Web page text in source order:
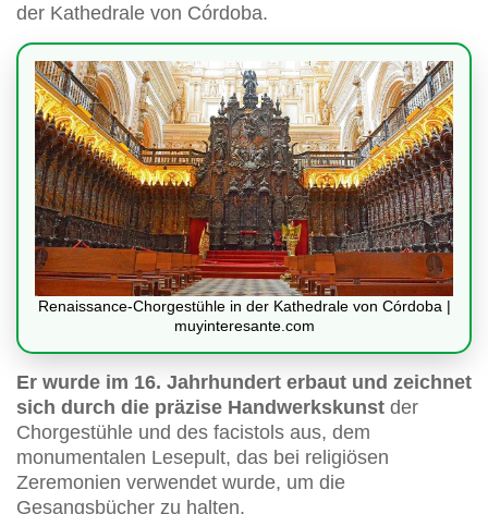
der Kathedrale von Córdoba.
Renaissance-Chorgestühle in der Kathedrale von Córdoba |
muyinteresante.com
Er wurde im 16. Jahrhundert erbaut und zeichnet
sich durch die präzise Handwerkskunst der
Chorgestühle und des facistols aus, dem
monumentalen Lesepult, das bei religiösen
Zeremonien verwendet wurde, um die
Gesangsbücher zu halten.